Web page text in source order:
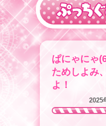
ぱにゃにゃ
ためしよみ
よ！
2025